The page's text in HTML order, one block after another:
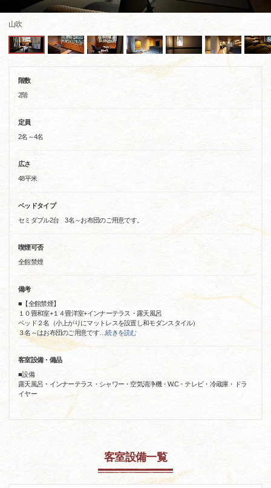
山吹
階数
2階
定員
2名～4名
広さ
48平米
ベッドタイプ
セミダブル2台 3名～お布団のご用意です。
喫煙可否
全館禁煙
備考
■【全館禁煙】
１０畳和室+１４畳洋室+インナーテラス・露天風呂
ベッド２名（小上がりにマットレスを設置し和モダンスタイル）
３名～はお布団のご用意です…続きを読む
客室設備・備品
■設備
露天風呂・インナーテラス・シャワー・空気清浄機・W.C・テレビ・冷蔵庫・ドラ
イヤー
客室設備一覧